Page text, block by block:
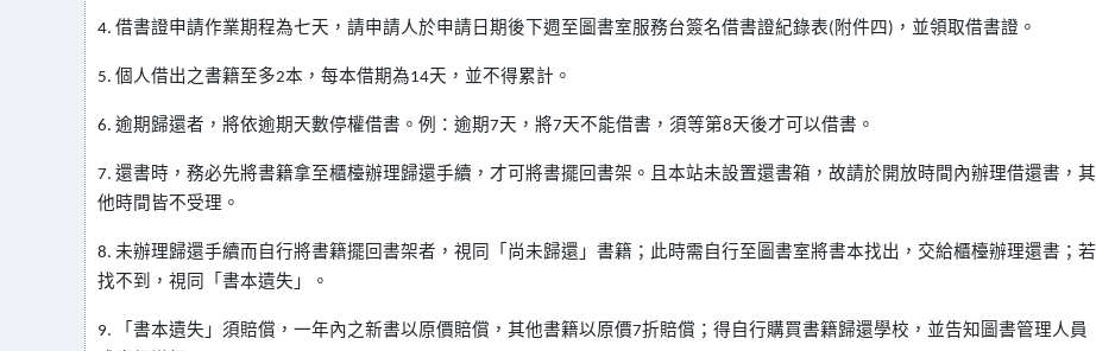
4. 借書證申請作業期程為七天，請申請人於申請日期後下週至圖書室服務台簽名借書證紀錄表(附件四)，並領取借書證。
5. 個人借出之書籍至多2本，每本借期為14天，並不得累計。
6. 逾期歸還者，將依逾期天數停權借書。例：逾期7天，將7天不能借書，須等第8天後才可以借書。
7. 還書時，務必先將書籍拿至櫃檯辦理歸還手續，才可將書擺回書架。且本站未設置還書箱，故請於開放時間內辦理借還書，其
他時間皆不受理。
8. 未辦理歸還手續而自行將書籍擺回書架者，視同「尚未歸還」書籍；此時需自行至圖書室將書本找出，交給櫃檯辦理還書；若
找不到，視同「書本遺失」。
9.
「書本遺失」須賠償，一年內之新書以原價賠償，其他書籍以原價7折賠償；得自行購買書籍歸還學校，並告知圖書管理人員